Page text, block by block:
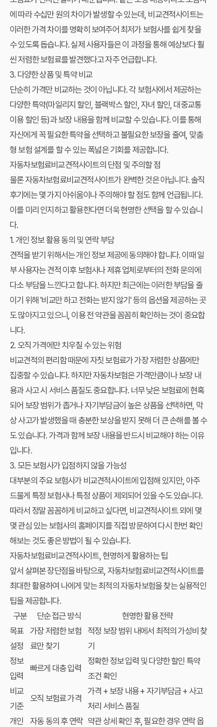
에 따라 수십만 원의 차이가 발생할 수 있는데, 비교견적사이트는
이러한 가격 차이를 명확히 보여주어 최저가 보험사를 쉽게 찾을
수 있도록 돕습니다. 실제 사용자들은 이 과정을 통해 예상보다 훨
씬 저렴한 보험료를 발견했다고 자주 언급합니다.
3. 다양한 상품 및 특약 비교
단순히 가격만 비교하는 것이 아닙니다. 각 보험사에서 제공하는
다양한 특약(마일리지 할인, 블랙박스 할인, 자녀 할인, 대중교통
이용 할인 등)과 보장 내용을 함께 비교할 수 있습니다. 이를 통해
자신에게 꼭 필요한 특약을 선택하고 불필요한 보장을 줄여, 맞춤
형 보험 설계를 할 수 있는 폭넓은 기회를 제공합니다.
자동차보험료비교견적사이트의 단점 및 주의할 점
물론자동차보험료비교견적사이트가 완벽한 것은 아닙니다. 솔직
후기에는 몇 가지 아쉬움이나 주의해야 할 점도 함께 언급됩니다.
이를 미리 인지하고 활용한다면 더욱 현명한 선택을 할 수 있습니
다.
1. 개인 정보 활용 동의 및 연락 부담
견적을 받기 위해서는 개인 정보 제공에 동의해야 합니다. 이때 일
부 사용자는 견적 이후 보험사나 제휴 업체로부터의 전화 문의에
다소 부담을 느낀다고 합니다. 하지만 최근에는 이러한 부담을 줄
이기 위해 '비교만 하고 전화는 받지 않기' 등의 옵션을 제공하는 곳
도 많아지고 있으니, 이용 전 약관을 꼼꼼히 확인하는 것이 중요합
니다.
2. 오직 가격에만 치우칠 수 있는 위험
비교견적의 편리함 때문에 자칫 보험료가 가장 저렴한 상품에만
집중할 수 있습니다. 하지만 자동차보험은 가격만큼이나 보장 내
용과 사고 시 서비스 품질도 중요합니다. 너무 낮은 보험료에 현혹
되어 보장 범위가 좁거나 자기부담금이 높은 상품을 선택하면, 막
상 사고가 발생했을 때 충분한 보상을 받지 못해 더 큰 손해를 볼 수
도 있습니다. 가격과 함께 보장 내용을 반드시 비교해야 하는 이유
입니다.
3. 모든 보험사가 입점하지 않을 가능성
대부분의 주요 보험사가 비교견적사이트에 입점해 있지만, 아주
드물게 특정 보험사나 특정 상품이 제외되어 있을 수도 있습니다.
따라서 정말 꼼꼼하게 비교하고 싶다면, 비교견적사이트 외에 몇
몇 관심 있는 보험사의 홈페이지를 직접 방문하여 다시 한번 확인
해보는 것도 좋은 방법이 될 수 있습니다.
자동차보험료비교견적사이트, 현명하게 활용하는 팁
앞서 살펴본 장단점을 바탕으로, 자동차보험료비교견적사이트를
최대한 활용하여 나에게 맞는 최적의 자동차보험을 찾는 실용적인
팁을 제공합니다.
구분
단순 접근 방식
현명한 활용 전략
목표
설정
가장 저렴한 보험
료만 찾기
적정 보장 범위 내에서 최적의 가성비 찾
기
정보
입력
빠르게 대충 입력
정확한 정보 입력 및 다양한 할인 특약
조건 확인
비교
기준
오직 보험료 가격
가격 + 보장 내용 + 자기부담금 + 사고
처리 서비스 품질
개인
자동 동의 후 연락 약관 상세 확인 후, 필요한 경우 연락 옵